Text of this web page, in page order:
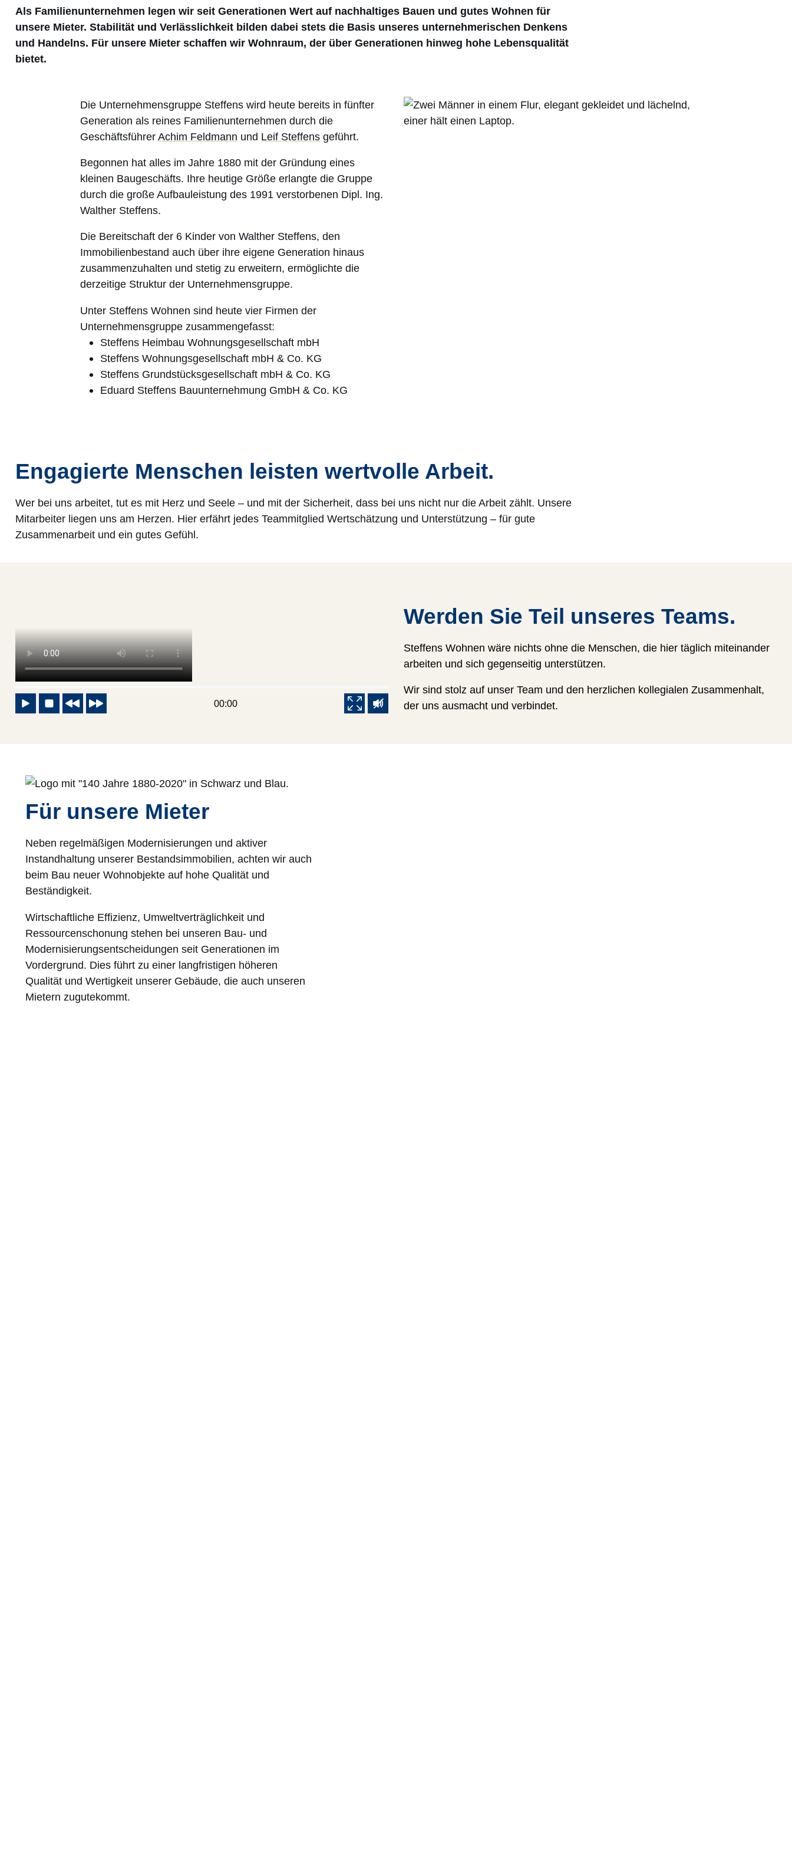
Als Familienunternehmen legen wir seit Generationen Wert auf nachhaltiges Bauen und gutes Wohnen für
unsere Mieter. Stabilität und Verlässlichkeit bilden dabei stets die Basis unseres unternehmerischen Denkens
und Handelns. Für unsere Mieter schaffen wir Wohnraum, der über Generationen hinweg hohe Lebensqualität
bietet.
Die Unternehmensgruppe Steffens wird heute bereits in fünfter
Generation als reines Familienunternehmen durch die
GeschäftsführerAchim Feldmann und Leif Steffensgeführt.
Begonnen hat alles im Jahre 1880 mit der Gründung eines
kleinen Baugeschäfts. Ihre heutige Größe erlangte die Gruppe
durch die große Aufbauleistung des 1991 verstorbenen Dipl. Ing.
Walther Steffens.
Die Bereitschaft der 6 Kinder von Walther Steffens, den
Immobilienbestand auch über ihre eigene Generation hinaus
zusammenzuhalten und stetig zu erweitern, ermöglichte die
derzeitige Struktur der Unternehmensgruppe.
Unter Steffens Wohnen sind heute vier Firmen der
Unternehmensgruppe zusammengefasst:
Steffens Heimbau Wohnungsgesellschaft mbH
Steffens Wohnungsgesellschaft mbH & Co. KG
Steffens Grundstücksgesellschaft mbH & Co. KG
Eduard Steffens Bauunternehmung GmbH & Co. KG
Engagierte Menschen leisten wertvolle Arbeit.
Wer bei uns arbeitet, tut es mit Herz und Seele – und mit der Sicherheit, dass bei uns nicht nur die Arbeit zählt. Unsere
Mitarbeiter liegen uns am Herzen. Hier erfährt jedes Teammitglied Wertschätzung und Unterstützung – für gute
Zusammenarbeit und ein gutes Gefühl.
Video lädt
Start Stop ZurückVor
00:00
VollbildTon aus
Werden Sie Teil unseres Teams.
Steffens Wohnen wäre nichts ohne die Menschen, die hier täglich miteinander
arbeiten und sich gegenseitig unterstützen.
Wir sind stolz auf unser Team und den herzlichen kollegialen Zusammenhalt,
der uns ausmacht und verbindet.
Für unsere Mieter
Neben regelmäßigen Modernisierungen und aktiver
Instandhaltung unserer Bestandsimmobilien, achten wir auch
beim Bau neuer Wohnobjekte auf hohe Qualität und
Beständigkeit.
Wirtschaftliche Effizienz, Umweltverträglichkeit und
Ressourcenschonung stehen bei unseren Bau- und
Modernisierungsentscheidungen seit Generationen im
Vordergrund. Dies führt zu einer langfristigen höheren
Qualität und Wertigkeit unserer Gebäude, die auch unseren
Mietern zugutekommt.